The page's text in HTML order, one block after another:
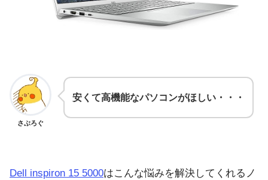
さぶろぐ
安くて高機能なパソコンがほしい・・・
Dell inspiron 15 5000はこんな悩みを解決してくれるノ